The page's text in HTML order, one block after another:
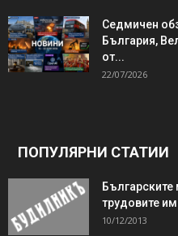
Седмичен
България,
от...
22/07/2026
ПОПУЛЯРНИ СТАТИИ
Българските
трудовите
10/12/2013